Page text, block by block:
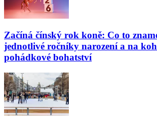
Začíná čínský rok koně: Co to
jednotlivé ročníky narození a na
pohádkové bohatství